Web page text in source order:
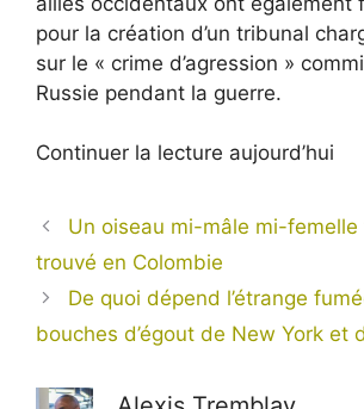
pour la création d’un tribunal
sur le « crime d’agression »
Russie pendant la guerre.
Continuer la lecture aujourd’hui
Un oiseau mi-mâle mi-femelle
trouvé en Colombie
De quoi dépend l’étrange
bouches d’égout de New York et